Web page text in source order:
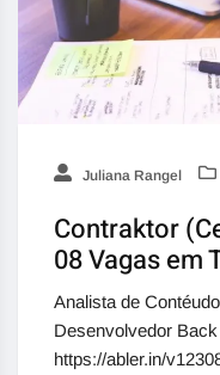
Juliana Rangel
Contraktor
08 Vagas em
Analista de
Desenvolvedor
https://abler.in/